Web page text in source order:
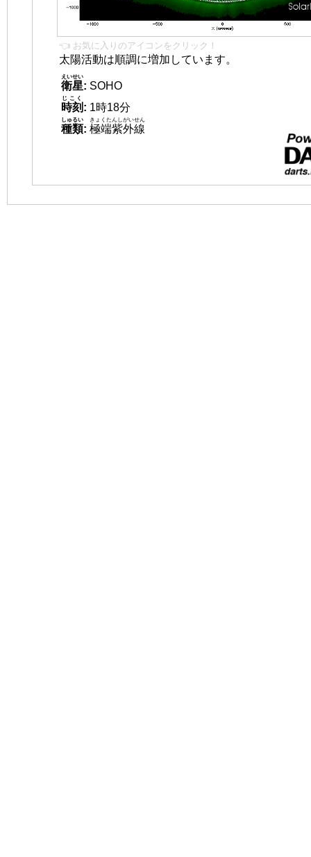
👈 お気に入りのアイコンをクリック！
太陽活動は順調に増加しています。
衛星
えいせい
: SOHO
時刻
じこく
: 1時18分
種類
しゅるい
: 極端紫外線
きょくたんしがいせん